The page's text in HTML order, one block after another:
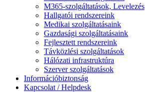
M365-szolgáltatások, Levelezés
Hallgatói rendszereink
Medikai szolgáltatásaink
Gazdasági szolgáltatásaink
Fejlesztett rendszereink
Távközlési szolgáltatások
Hálózati infrastruktúra
Szerver szolgáltatások
Információbiztonság
Kapcsolat / Helpdesk